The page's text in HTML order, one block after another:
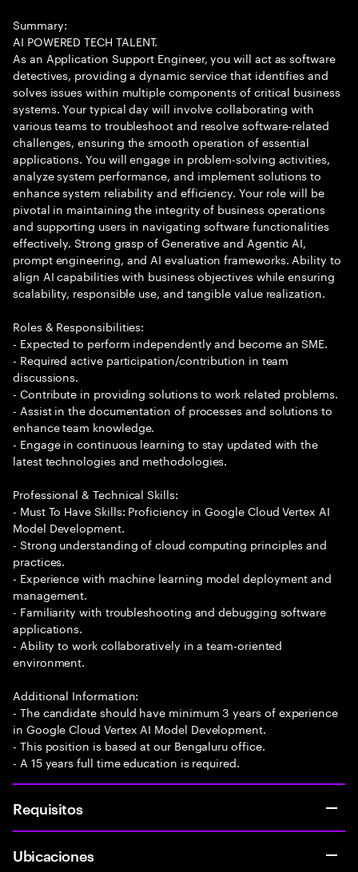
Summary:
AI POWERED TECH TALENT.
As an Application Support Engineer, you will act as software
detectives, providing a dynamic service that identifies and
solves issues within multiple components of critical business
systems. Your typical day will involve collaborating with
various teams to troubleshoot and resolve software-related
challenges, ensuring the smooth operation of essential
applications. You will engage in problem-solving activities,
analyze system performance, and implement solutions to
enhance system reliability and efficiency. Your role will be
pivotal in maintaining the integrity of business operations
and supporting users in navigating software functionalities
effectively. Strong grasp of Generative and Agentic AI,
prompt engineering, and AI evaluation frameworks. Ability to
align AI capabilities with business objectives while ensuring
scalability, responsible use, and tangible value realization.
Roles & Responsibilities:
- Expected to perform independently and become an SME.
- Required active participation/contribution in team
discussions.
- Contribute in providing solutions to work related problems.
- Assist in the documentation of processes and solutions to
enhance team knowledge.
- Engage in continuous learning to stay updated with the
latest technologies and methodologies.
Professional & Technical Skills:
- Must To Have Skills: Proficiency in Google Cloud Vertex AI
Model Development.
- Strong understanding of cloud computing principles and
practices.
- Experience with machine learning model deployment and
management.
- Familiarity with troubleshooting and debugging software
applications.
- Ability to work collaboratively in a team-oriented
environment.
Additional Information:
- The candidate should have minimum 3 years of experience
in Google Cloud Vertex AI Model Development.
- This position is based at our Bengaluru office.
- A 15 years full time education is required.
Requisitos
Ubicaciones